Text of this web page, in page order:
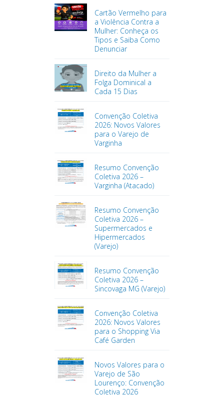
Cartão Vermelho para
a Violência Contra a
Mulher: Conheça os
Tipos e Saiba Como
Denunciar
Direito da Mulher a
Folga Dominical a
Cada 15 Dias
Convenção Coletiva
2026: Novos Valores
para o Varejo de
Varginha
Resumo Convenção
Coletiva 2026 –
Varginha (Atacado)
Resumo Convenção
Coletiva 2026 –
Supermercados e
Hipermercados
(Varejo)
Resumo Convenção
Coletiva 2026 –
Sincovaga MG (Varejo)
Convenção Coletiva
2026: Novos Valores
para o Shopping Via
Café Garden
Novos Valores para o
Varejo de São
Lourenço: Convenção
Coletiva 2026